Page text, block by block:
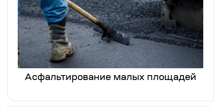
Асфальтирование малых площадей